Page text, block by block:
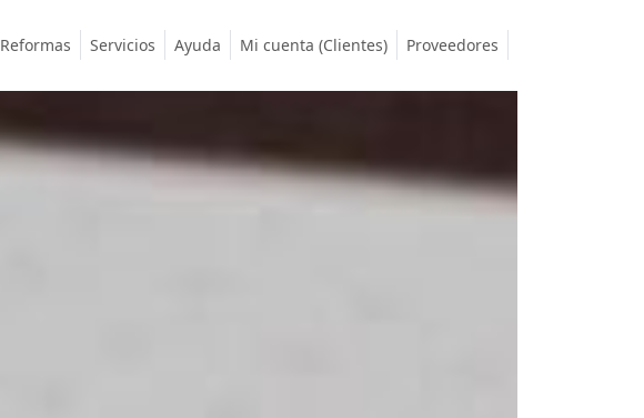
Reformas Servicios Ayuda Mi cuenta (Clientes) Proveedores